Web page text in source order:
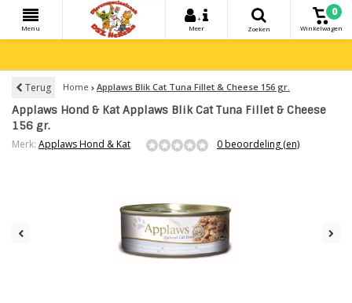
Menu
+
Meer
Zoeken
0
Winkelwagen
Terug Home Applaws Blik Cat Tuna Fillet & Cheese 156 gr.
Applaws Hond & Kat Applaws Blik Cat Tuna Fillet & Cheese
156 gr.
Merk: Applaws Hond & Kat 0 beoordeling (en)